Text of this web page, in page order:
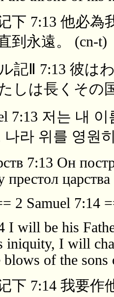
下 7:13 他必為
到永遠。 (cn-t)
記Ⅱ 7:13 彼は
しは長くその
7:13 저는 내
나라 위를 영원
7:13 Он
престол
2 Samuel 7:14
I will be his
iniquity, I will
of the
下 7:14 我要作